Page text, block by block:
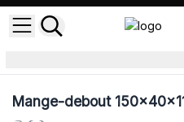
Mobilier de bureau en bois
Mange-debout